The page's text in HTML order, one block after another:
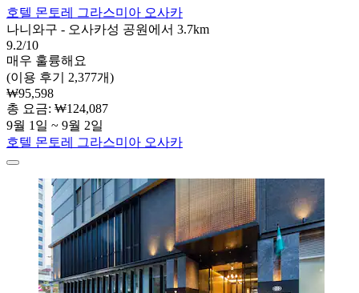
호텔 몬토레 그라스미아 오사카
나니와구 - 오사카성 공원에서 3.7km
9.2/10
매우 훌륭해요
(이용 후기 2,377개)
₩95,598
총 요금: ₩124,087
9월 1일 ~ 9월 2일
호텔 몬토레 그라스미아 오사카